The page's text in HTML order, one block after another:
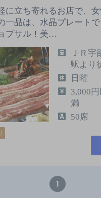
に立ち寄れるお店で、
一品は、水晶プレート
プサル！美…
ＪＲ
駅より
日曜
3,000
満
50席
1